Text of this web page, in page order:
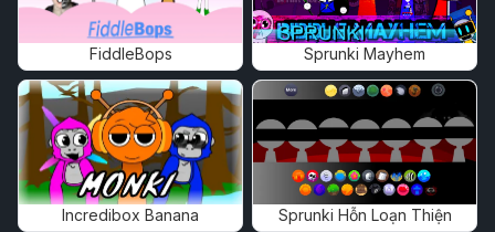
FiddleBops Sprunki Mayhem
Incredibox Banana Sprunki Hỗn Loạn Thiện